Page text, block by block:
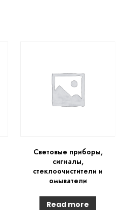
Световые приборы,
сигналы,
стеклоочистители и
омыватели
Read more